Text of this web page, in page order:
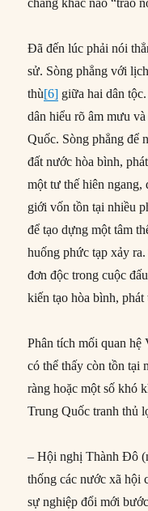
Đã đến lúc phải nói
sử. Sòng phẳng với
thù[6] giữa hai dân
dân hiểu rõ âm mưu
Quốc. Sòng phẳng để
đất nước hòa bình,
một tư thế hiên ngang,
giới vốn tồn tại nhiều
để tạo dựng một tâm
huống phức tạp xảy
đơn độc trong cuộc
kiến tạo hòa bình, phát
Phân tích mối quan
có thể thấy còn tồn tại
ràng hoặc một số khó
Trung Quốc tranh thủ
– Hội nghị Thành Đô
thống các nước xã hội
sự nghiệp đổi mới